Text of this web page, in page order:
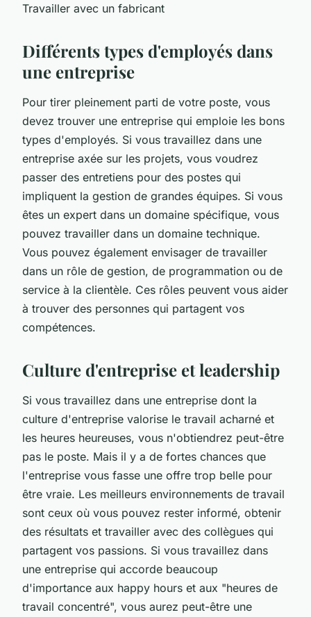
Travailler avec un fabricant
Différents types d'employés dans
une entreprise
Pour tirer pleinement parti de votre poste, vous
devez trouver une entreprise qui emploie les bons
types d'employés. Si vous travaillez dans une
entreprise axée sur les projets, vous voudrez
passer des entretiens pour des postes qui
impliquent la gestion de grandes équipes. Si vous
êtes un expert dans un domaine spécifique, vous
pouvez travailler dans un domaine technique.
Vous pouvez également envisager de travailler
dans un rôle de gestion, de programmation ou de
service à la clientèle. Ces rôles peuvent vous aider
à trouver des personnes qui partagent vos
compétences.
Culture d'entreprise et leadership
Si vous travaillez dans une entreprise dont la
culture d'entreprise valorise le travail acharné et
les heures heureuses, vous n'obtiendrez peut-être
pas le poste. Mais il y a de fortes chances que
l'entreprise vous fasse une offre trop belle pour
être vraie. Les meilleurs environnements de travail
sont ceux où vous pouvez rester informé, obtenir
des résultats et travailler avec des collègues qui
partagent vos passions. Si vous travaillez dans
une entreprise qui accorde beaucoup
d'importance aux happy hours et aux "heures de
travail concentré", vous aurez peut-être une